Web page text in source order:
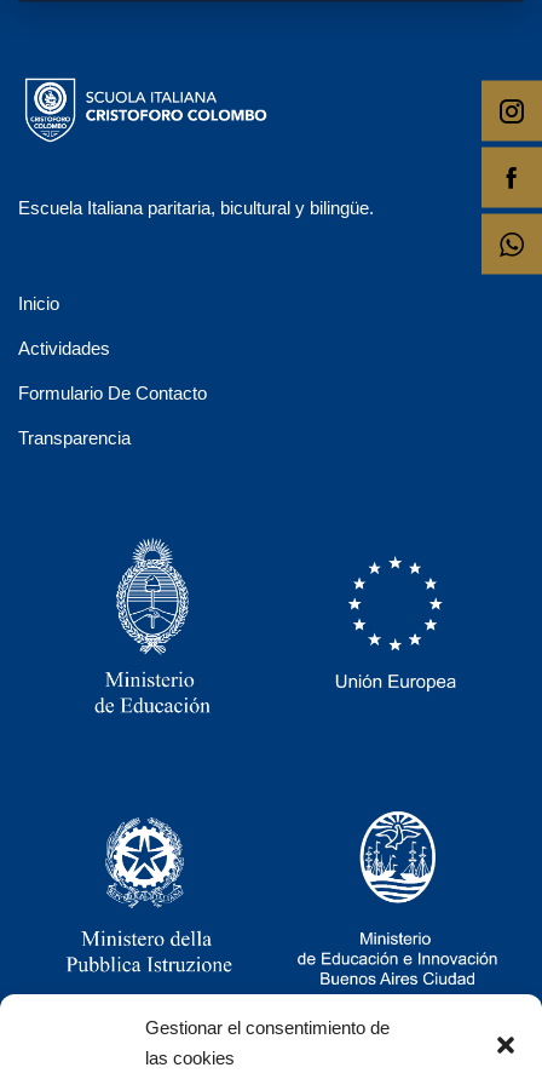
Gestionar el consentimiento de
las cookies
Escuela Italiana paritaria, bicultural y bilingüe.
Inicio
Actividades
Formulario De Contacto
Transparencia